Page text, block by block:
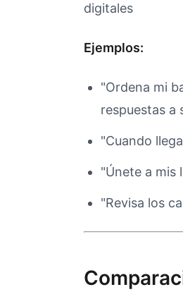
digitales
Ejemplos:
"Ordena mi
respuestas a
"Cuando
"Únete a mis
"Revisa los